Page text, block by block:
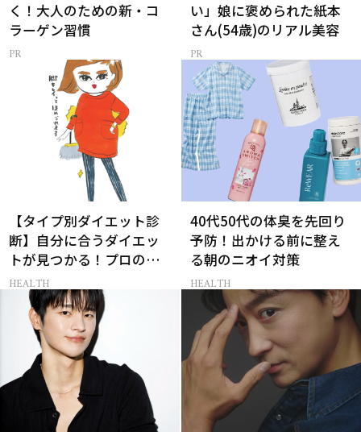
く！大人のための新・コ
ラーゲン習慣
い」娘に褒められた紙本
さん(54歳)のリアル美容
【タイプ別ダイエット診
断】自分に合うダイエッ
トが見つかる！プロの教
える体質別ダイエット方
HEALTH
40代50代の体臭を先回り
予防！出かける前に整え
る朝のニオイ対策
HEALTH